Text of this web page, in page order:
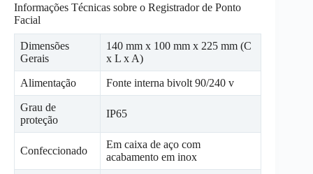
Informações Técnicas sobre o Registrador de Ponto
Facial
Dimensões
Gerais
140 mm x 100 mm x 225 mm (C
x L x A)
Alimentação Fonte interna bivolt 90/240 v
Grau de
proteção
IP65
Confeccionado
Em caixa de aço com
acabamento em inox